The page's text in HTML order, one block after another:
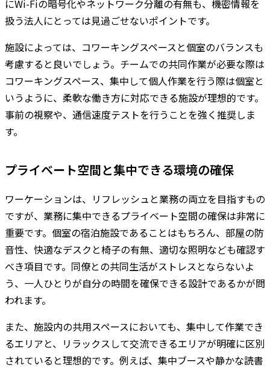
にWi-Fiの暗号化やネットワーク分離の有無も、機密情報を
扱う法人にとっては見過ごせないポイントです。
施設によっては、コワーキングスペースと個室のバランスも
考慮すると良いでしょう。チームでの共同作業が必要な際は
コワーキングスペース、集中して個人作業を行う際は個室と
いうように、柔軟な働き方に対応できる施設が理想的です。
事前の視察や、通信速度テストを行うことを強く推奨しま
す。
プライベート空間と集中できる環境の確保
ワーケーションは、リフレッシュと業務の両立を目指すもの
ですが、業務に集中できるプライベート空間の確保は非常に
重要です。個室の宿泊施設であることはもちろん、部屋の防
音性、快適なデスクと椅子の有無、適切な照明なども確認す
べき項目です。同僚との共同生活がストレスとならないよ
う、一人ひとりが自分の時間を確保できる設計であるかが問
われます。
また、施設内の共用スペースにおいても、集中して作業でき
るエリアと、リラックスして交流できるエリアが明確に区別
されていると理想的です。例えば、集中ブースや静かな読書